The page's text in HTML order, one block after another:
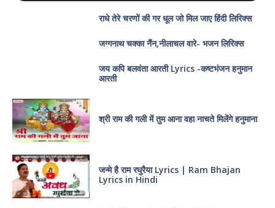
राधे तेरे चरणों की गर धूल जो मिल जाए हिंदी लिरिक्स
जग्गनाथ चक्का नैंन,नीलाचल वारे- भजन लिरिक्स
जय कपि बलवंता आरती Lyrics -कष्टभंजन हनुमान
आरती
श्री राम की गली में तुम आना वहा नाचते मिलेंगे हनुमाना
जन्मे है राम रघुरैया Lyrics | Ram Bhajan
Lyrics in Hindi